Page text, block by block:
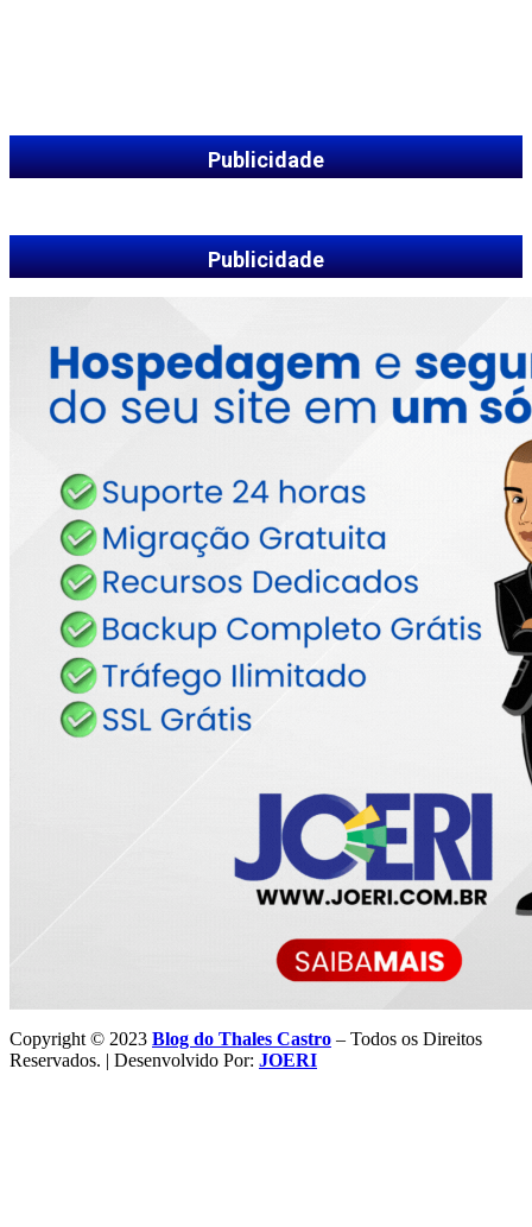
Publicidade
Publicidade
Copyright © 2023 Blog do Thales Castro – Todos os Direitos
Reservados. | Desenvolvido Por: JOERI